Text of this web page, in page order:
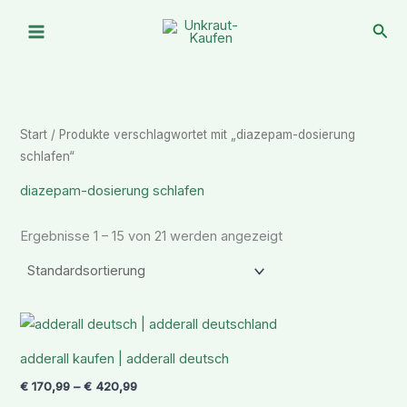
Inhalt
Start / Produkte verschlagwortet mit „diazepam-dosierung
schlafen“
diazepam-dosierung schlafen
Ergebnisse 1 – 15 von 21 werden angezeigt
adderall kaufen | adderall deutsch
€ 170,99 –€ 420,99
Preisspanne:
€ 170,99
€ 420,99